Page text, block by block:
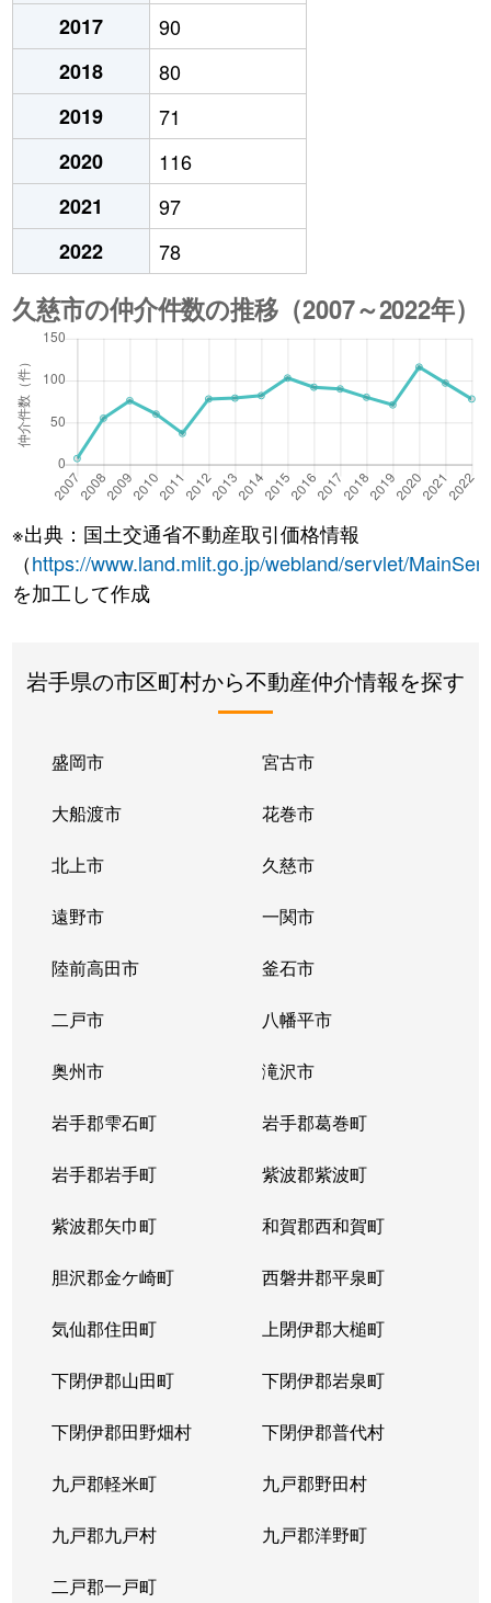
2017
90
2018
80
2019
71
2020
116
2021
97
2022
78
※出典：国土交通省不動産取引価格情報
（https://www.land.mlit.go.jp/webland/servlet/
を加工して作成
岩手県の市区町村から不動産仲介情報を探す
盛岡市 宮古市
大船渡市 花巻市
北上市 久慈市
遠野市 一関市
陸前高田市 釜石市
二戸市 八幡平市
奥州市 滝沢市
岩手郡雫石町 岩手郡葛巻町
岩手郡岩手町 紫波郡紫波町
紫波郡矢巾町 和賀郡西和賀町
胆沢郡金ケ崎町 西磐井郡平泉町
気仙郡住田町 上閉伊郡大槌町
下閉伊郡山田町 下閉伊郡岩泉町
下閉伊郡田野畑村 下閉伊郡普代村
九戸郡軽米町 九戸郡野田村
九戸郡九戸村 九戸郡洋野町
二戸郡一戸町